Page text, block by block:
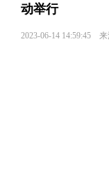
动举行
2023-06-14 14:59:45